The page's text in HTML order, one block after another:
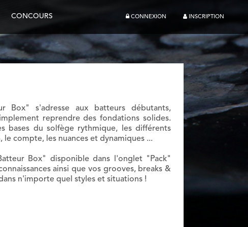
CONCOURS CONNEXION INSCRIPTION
Box" s'adresse aux batteurs débutants,
reprendre des fondations solides.
bases du solfège rythmique, les différents
compte, les nuances et dynamiques ...
Box" disponible dans l'onglet "Pack"
ainsi que vos grooves, breaks &
n'importe quel styles et situations !